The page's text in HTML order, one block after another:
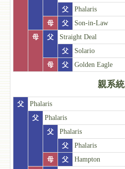
父
Phalaris
母
父
Son-in-Law
母
父
Straight Deal
父
Solario
母
父 Golden Eagle
親系統
父
Phalaris
父
Phalaris
父
Phalaris
父
Phalaris
母
父
Hampton